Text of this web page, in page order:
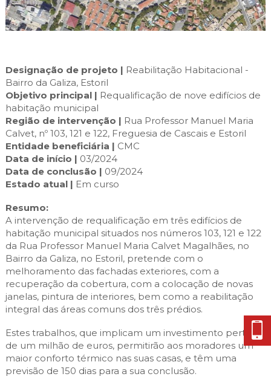
Planeamento Estratégico
Cascais Próxima
Economia & Inovação
Governação
Qualidade de vida
Sociedade & Educação
Jornal C
Agenda do executivo
VIVER
ESTUDAR
TEMPOS LIVRES
MOBILIDADE
INVESTIR EM CASCAIS
SERVIÇOS
MAPA DO PORTAL
Designação de projeto | Reabilitação Habitacional -
Bairro da Galiza, Estoril
Objetivo principal | Requalificação de nove edifícios de
habitação municipal
Região de intervenção | Rua Professor Manuel Maria
Calvet, nº 103, 121 e 122, Freguesia de Cascais e Estoril
Entidade beneficiária | CMC
Data de início | 03/2024
Data de conclusão | 09/2024
Estado atual | Em curso
Resumo:
A intervenção de requalificação em três edifícios de
habitação municipal situados nos números 103, 121 e 122
da Rua Professor Manuel Maria Calvet Magalhães, no
Bairro da Galiza, no Estoril, pretende com o
melhoramento das fachadas exteriores, com a
recuperação da cobertura, com a colocação de novas
janelas, pintura de interiores, bem como a reabilitação
integral das áreas comuns dos três prédios.
Estes trabalhos, que implicam um investimento perto
de um milhão de euros, permitirão aos moradores um
maior conforto térmico nas suas casas, e têm uma
previsão de 150 dias para a sua conclusão.